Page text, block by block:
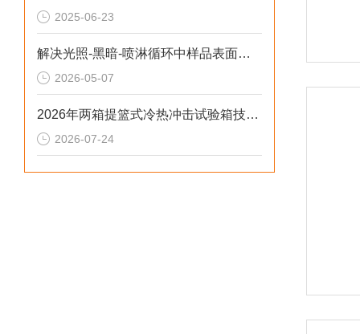
2025-06-23
解决光照-黑暗-喷淋循环中样品表面凝露导致测试失真的2026选型标准
2026-05-07
2026年两箱提篮式冷热冲击试验箱技术解析
2026-07-24